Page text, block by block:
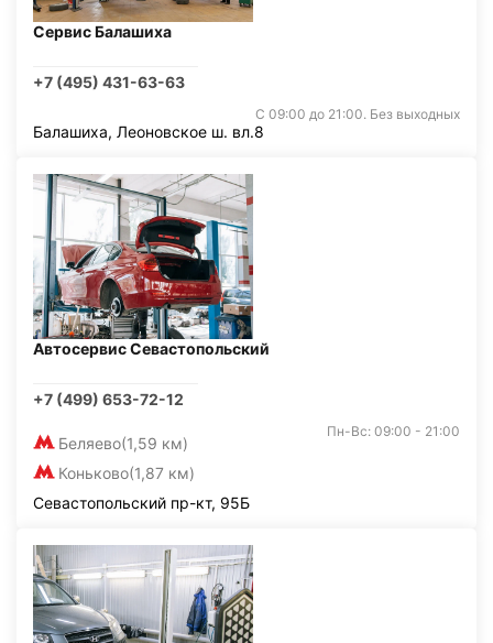
Сервис Балашиха
+7 (495) 431-63-63
С 09:00 до 21:00. Без выходных
Балашиха, Леоновское ш. вл.8
Автосервис Севастопольский
+7 (499) 653-72-12
Беляево(1,59 км)
Коньково(1,87 км)
Пн-Вс: 09:00 - 21:00
Севастопольский пр-кт, 95Б